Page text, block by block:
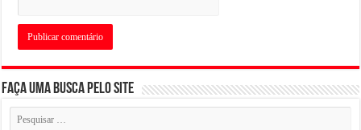
Faça uma busca pelo Site